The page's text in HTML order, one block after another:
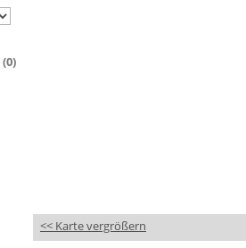
<< Karte vergrößern